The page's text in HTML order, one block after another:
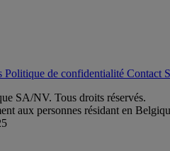
Politique de confidentialité Contact
SA/NV. Tous droits réservés.
aux personnes résidant en